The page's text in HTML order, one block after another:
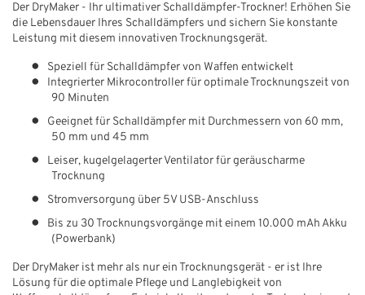
Der DryMaker - Ihr ultimativer Schalldämpfer-Trockner! Erhöhen Sie
die Lebensdauer Ihres Schalldämpfers und sichern Sie konstante
Leistung mit diesem innovativen Trocknungsgerät.
●
Speziell für Schalldämpfer von Waffen entwickelt
●
Integrierter Mikrocontroller für optimale Trocknungszeit von
90 Minuten
●
Geeignet für Schalldämpfer mit Durchmessern von 60 mm,
50 mm und 45 mm
●
Leiser, kugelgelagerter Ventilator für geräuscharme
Trocknung
●
Stromversorgung über 5V USB-Anschluss
●
Bis zu 30 Trocknungsvorgänge mit einem 10.000 mAh Akku
(Powerbank)
Der DryMaker ist mehr als nur ein Trocknungsgerät - er ist Ihre
Lösung für die optimale Pflege und Langlebigkeit von